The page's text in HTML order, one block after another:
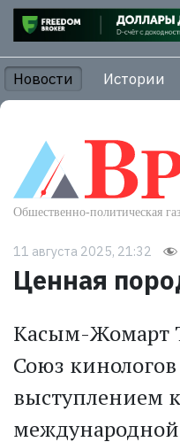
Новости Истории
11 августа 2025, 21:32
Ценная
Касым-Жомарт
Союз
выступ­лением
международной